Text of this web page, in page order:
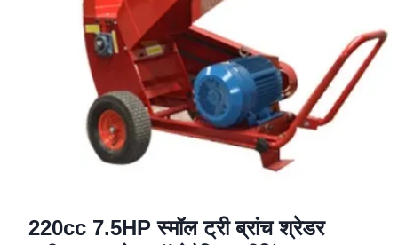
220cc 7.5HP स्मॉल ट्री ब्रांच श्रेडर